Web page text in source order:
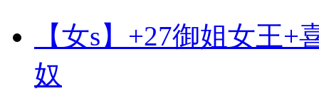
【女s】+27御姐女王
奴